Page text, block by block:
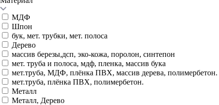
МДФ
Шпон
бук, мет. трубки, мет. полоса
Дерево
массив березы,дсп, эко-кожа, поролон, синтепон
мет. труба и полоса, мдф, пленка, массив бука
мет.труба, МДФ, плёнка ПВХ, массив дерева, полимербетон.
мет.труба, плёнка ПВХ, полимербетон.
Металл
Металл, Дерево